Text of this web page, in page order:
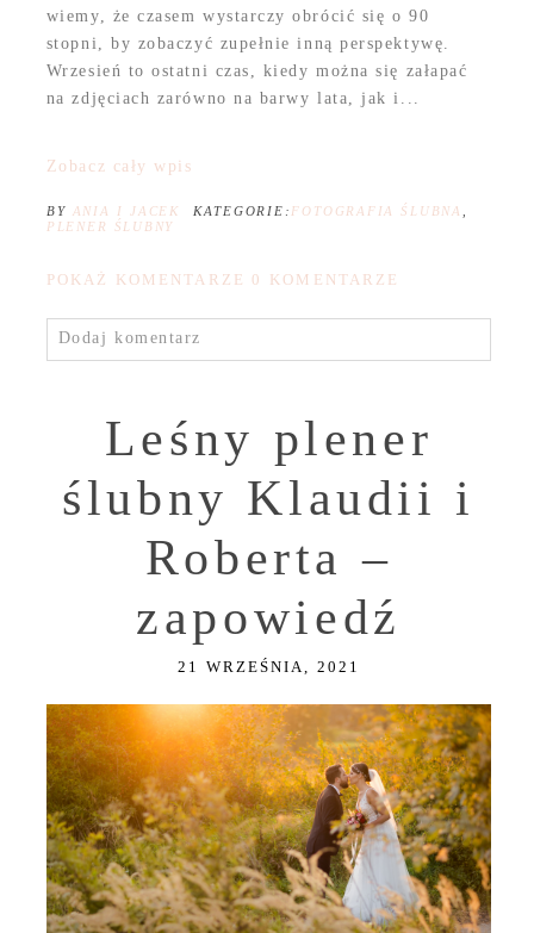
wiemy, że czasem wystarczy obrócić się o 90
stopni, by zobaczyć zupełnie inną perspektywę.
Wrzesień to ostatni czas, kiedy można się załapać
na zdjęciach zarówno na barwy lata, jak i...
Zobacz cały wpis
BY ANIA I JACEK KATEGORIE: FOTOGRAFIA ŚLUBNA
PLENER ŚLUBNY
POKAŻ KOMENTARZE 0 KOMENTARZE
Dodaj komentarz
Leśny plener
ślubny Klaudii i
Roberta –
zapowiedź
21 WRZEŚNIA, 2021